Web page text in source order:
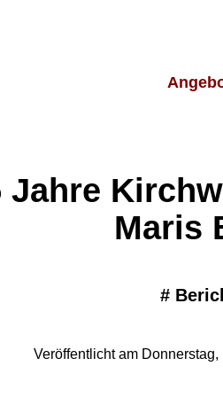
Jahre
Maris
#
Veröffentlicht am